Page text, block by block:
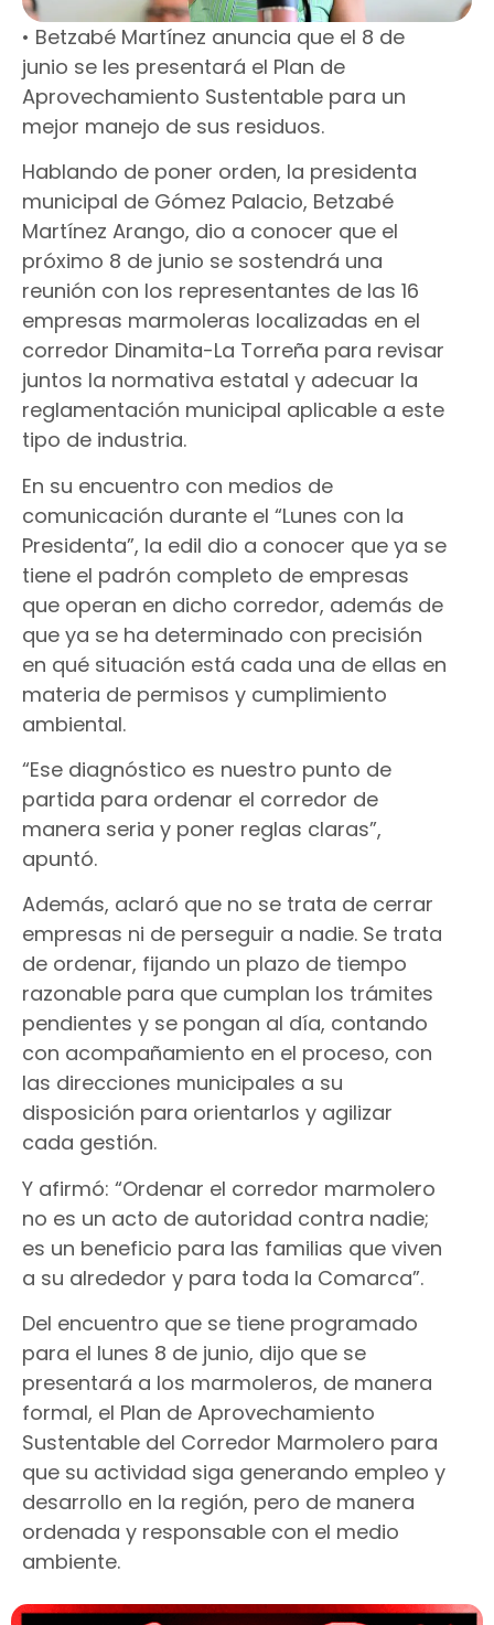
• Betzabé Martínez anuncia que el 8 de
junio se les presentará el Plan de
Aprovechamiento Sustentable para un
mejor manejo de sus residuos.
Hablando de poner orden, la presidenta
municipal de Gómez Palacio, Betzabé
Martínez Arango, dio a conocer que el
próximo 8 de junio se sostendrá una
reunión con los representantes de las 16
empresas marmoleras localizadas en el
corredor Dinamita-La Torreña para revisar
juntos la normativa estatal y adecuar la
reglamentación municipal aplicable a este
tipo de industria.
En su encuentro con medios de
comunicación durante el “Lunes con la
Presidenta”, la edil dio a conocer que ya se
tiene el padrón completo de empresas
que operan en dicho corredor, además de
que ya se ha determinado con precisión
en qué situación está cada una de ellas en
materia de permisos y cumplimiento
ambiental.
“Ese diagnóstico es nuestro punto de
partida para ordenar el corredor de
manera seria y poner reglas claras”,
apuntó.
Además, aclaró que no se trata de cerrar
empresas ni de perseguir a nadie. Se trata
de ordenar, fijando un plazo de tiempo
razonable para que cumplan los trámites
pendientes y se pongan al día, contando
con acompañamiento en el proceso, con
las direcciones municipales a su
disposición para orientarlos y agilizar
cada gestión.
Y afirmó: “Ordenar el corredor marmolero
no es un acto de autoridad contra nadie;
es un beneficio para las familias que viven
a su alrededor y para toda la Comarca”.
Del encuentro que se tiene programado
para el lunes 8 de junio, dijo que se
presentará a los marmoleros, de manera
formal, el Plan de Aprovechamiento
Sustentable del Corredor Marmolero para
que su actividad siga generando empleo y
desarrollo en la región, pero de manera
ordenada y responsable con el medio
ambiente.